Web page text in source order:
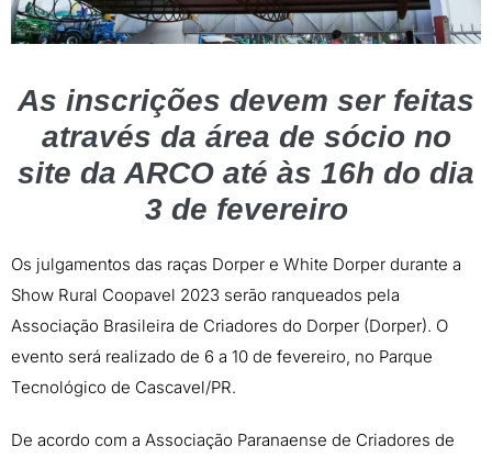
As inscrições devem ser feitas
através da área de sócio no
site da ARCO até às 16h do dia
3 de fevereiro
Os julgamentos das raças Dorper e White Dorper durante a
Show Rural Coopavel 2023 serão ranqueados pela
Associação Brasileira de Criadores do Dorper (Dorper). O
evento será realizado de 6 a 10 de fevereiro, no Parque
Tecnológico de Cascavel/PR.
De acordo com a Associação Paranaense de Criadores de